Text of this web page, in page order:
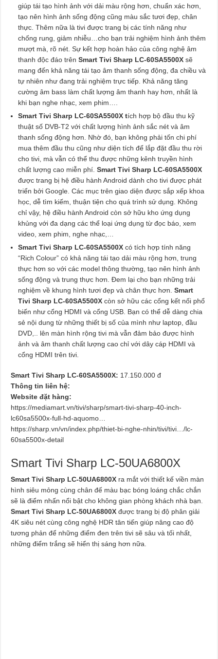
giúp tái tạo hình ảnh với dải màu rộng hơn, chuẩn xác hơn,
tạo nên hình ảnh sống động cũng màu sắc tươi đẹp, chân
thực. Thêm nữa là tivi được trang bị các tính năng như
chống rung, giảm nhiễu…cho bạn trải nghiệm hình ảnh thêm
mượt mà, rõ nét. Sự kết hợp hoàn hảo của công nghệ âm
thanh độc đáo trênSmart Tivi Sharp LC-60SA5500X sẽ
mang đến khả năng tái tạo âm thanh sống động, đa chiều và
tự nhiên như đang trải nghiệm trực tiếp. Khả năng tăng
cường âm bass làm chất lượng âm thanh hay hơn, nhất là
khi bạn nghe nhạc, xem phim….
Smart Tivi Sharp LC-60SA5500X tích hợp bộ đầu thu kỹ
thuật số DVB-T2 với chất lượng hình ảnh sắc nét và âm
thanh sống động hơn. Nhờ đó, bạn không phải tốn chi phí
mua thêm đầu thu cũng như diện tích để lắp đặt đầu thu rời
cho tivi, mà vẫn có thể thu được những kênh truyền hình
chất lượng cao miễn phí.Smart Tivi Sharp LC-60SA5500X
được trang bị hệ điều hành Android dành cho tivi được phát
triển bởi Google. Các mục trên giao diện được sắp xếp khoa
học, dễ tìm kiếm, thuận tiện cho quá trình sử dụng. Không
chỉ vậy, hệ điều hành Android còn sở hữu kho ứng dụng
khủng với đa dạng các thể loại ứng dụng từ đọc báo, xem
video, xem phim, nghe nhạc,…
Smart Tivi Sharp LC-60SA5500Xcó tích hợp tính năng
“Rich Colour” có khả năng tái tạo dải màu rộng hơn, trung
thực hơn so với các model thông thường, tạo nên hình ảnh
sống động và trung thực hơn. Đem lại cho bạn những trải
nghiệm về khung hình tươi đẹp và chân thực hơn. Smart
Tivi Sharp LC-60SA5500Xcòn sở hữu các cổng kết nối phổ
biến như cổng HDMI và cổng USB. Bạn có thể dễ dàng chia
sẻ nội dung từ những thiết bị số của mình như laptop, đầu
DVD,.. lên màn hình rộng tivi mà vẫn đảm bảo được hình
ảnh và âm thanh chất lượng cao chỉ với dây cáp HDMI và
cổng HDMI trên tivi.
Smart Tivi Sharp LC-60SA5500X: 17.150.000 đ
Thông tin liên hệ:
Website đặt hàng:
https://mediamart.vn/tivi/sharp/smart-tivi-sharp-40-inch-
lc60sa5500x-full-hd-aquomo…
https://sharp.vn/vn/index.php/thiet-bi-nghe-nhin/tivi/tivi…/lc-
60sa5500x-detail
Smart Tivi Sharp LC-50UA6800X
Smart Tivi Sharp LC-50UA6800X ra mắt với thiết kế viền màn
hình siêu mỏng cùng chân đế màu bạc bóng loáng chắc chắn
sẽ là điểm nhấn nổi bật cho không gian phòng khách nhà bạn.
Smart Tivi Sharp LC-50UA6800X được trang bị độ phân giải
4K siêu nét cùng công nghệ HDR tân tiến giúp nâng cao độ
tương phản để những điểm đen trên tivi sẽ sâu và tối nhất,
những điểm trắng sẽ hiển thị sáng hơn nữa.